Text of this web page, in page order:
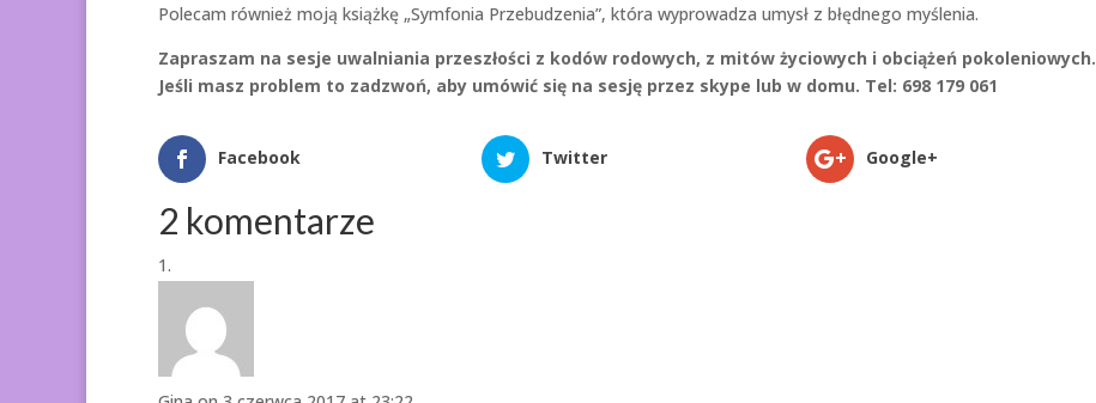
Polecam również moją książkę „Symfonia Przebudzenia”, która wyprowadza umysł z błędnego myślenia.
Zapraszam na sesje uwalniania przeszłości z kodów rodowych, z mitów życiowych i obciążeń pokoleniowych.
Jeśli masz problem to zadzwoń, aby umówić się na sesję przez skype lub w domu. Tel: 698 179 061
Facebook Twitter Google+
2 komentarze